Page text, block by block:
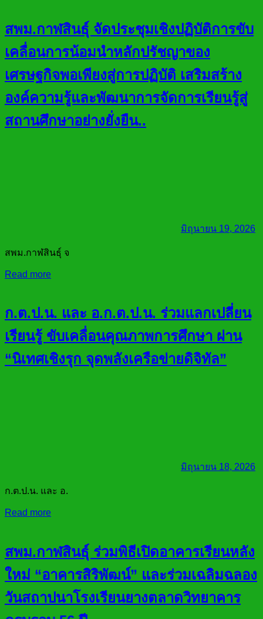
สพม.กาฬสินธุ์ จัดประชุมเชิงปฏิบัติการขับ
เคลื่อนการน้อมนำหลักปรัชญาของ
เศรษฐกิจพอเพียงสู่การปฏิบัติ เสริมสร้าง
องค์ความรู้และพัฒนาการจัดการเรียนรู้สู่
สถานศึกษาอย่างยั่งยืน..
มิถุนายน 19, 2026
สพม.กาฬสินธุ์ จ
Read more
ก.ต.ป.น. และ อ.ก.ต.ป.น. ร่วมแลกเปลี่ยน
เรียนรู้ ขับเคลื่อนคุณภาพการศึกษา ผ่าน
“นิเทศเชิงรุก จุดพลังเครือข่ายดิจิทัล”
มิถุนายน 18, 2026
ก.ต.ป.น. และ อ.
Read more
สพม.กาฬสินธุ์ ร่วมพิธีเปิดอาคารเรียนหลัง
ใหม่ “อาคารสิริพัฒน์” และร่วมเฉลิมฉลอง
วันสถาปนาโรงเรียนยางตลาดวิทยาคาร